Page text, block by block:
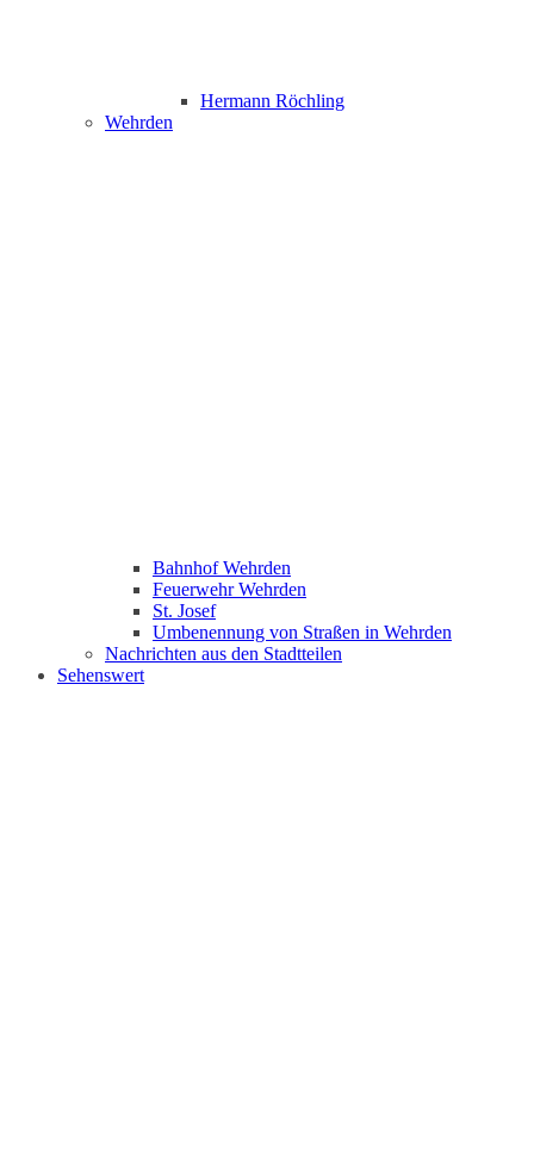
Hermann Röchling
Wehrden
Bahnhof Wehrden
Feuerwehr Wehrden
St. Josef
Umbenennung von Straßen in Wehrden
Nachrichten aus den Stadtteilen
Sehenswert